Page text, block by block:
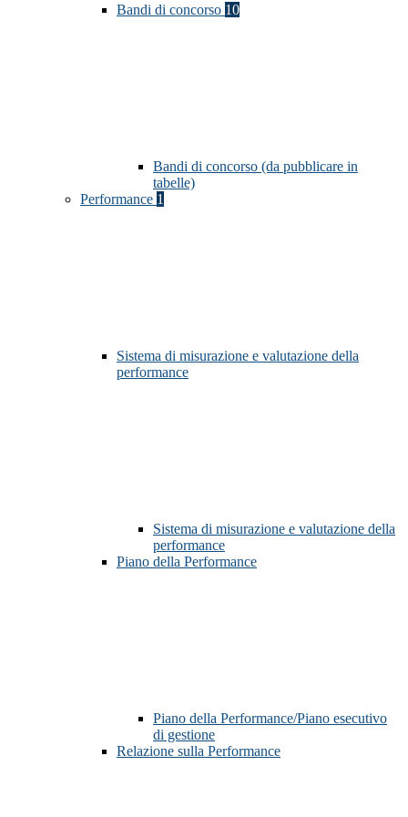
Bandi di concorso 10
Bandi di concorso (da pubblicare in
tabelle)
Performance 1
Sistema di misurazione e valutazione della
performance
Sistema di misurazione e valutazione della
performance
Piano della Performance
Piano della Performance/Piano esecutivo
di gestione
Relazione sulla Performance